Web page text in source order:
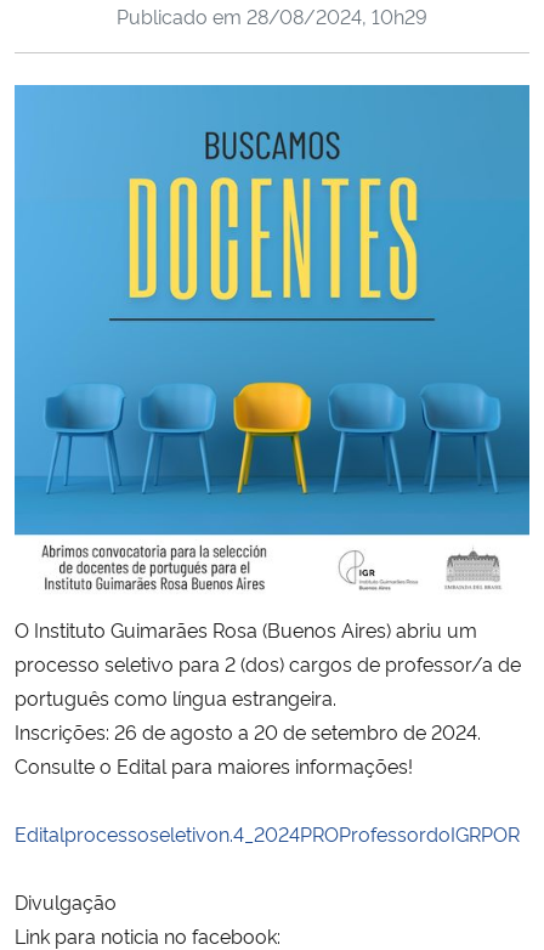
Ministério da Ciência, Tecnologia, Inovações e Comunicações
Ministério do Meio Ambiente
Ministério do Desenvolvimento Regional
Controladoria-Geral da União
Ministério da Mulher, da Família e dos Direitos Humanos
Secretaria de Governo
Advocacia-Geral da União
Banco Central do Brasil
Planalto
Publicado em 28/08/2024, 10h29
O Instituto Guimarães Rosa (Buenos Aires) abriu um
processo seletivo para 2 (dos) cargos de professor/a de
português como língua estrangeira.
Inscrições: 26 de agosto a 20 de setembro de 2024.
Consulte o Edital para maiores informações!
Editalprocessoseletivon.4_2024PROProfessordoIGRPOR
Divulgação
Link para noticia no facebook: